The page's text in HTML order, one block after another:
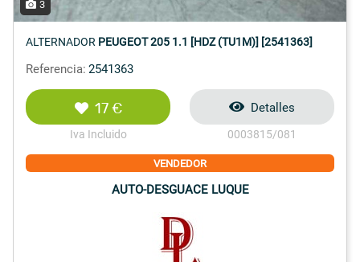
3
ALTERNADOR PEUGEOT 205 1.1 [HDZ (TU1M)] [2541363]
Referencia: 2541363
17 €
Iva Incluido
Detalles
0003815/081
VENDEDOR
AUTO-DESGUACE LUQUE